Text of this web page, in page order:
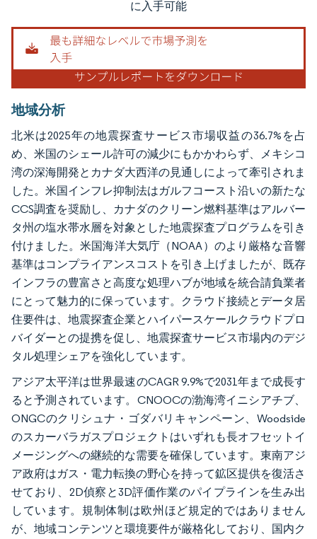
に入手可能
地域分析
北米は2025年の地震探査サービス市場収益の36.7%を占
め、米国のシェール許可の減少にもかかわらず、メキシコ
湾の深海開発とカナダ大西洋の見通しによって牽引されま
した。米国インフレ抑制法はガルフコースト沿いの新たな
CCS調査を奨励し、カナダのクリーン燃料基準はアルバー
タ州の塩水帯水層を対象とした地震探査プログラムを引き
付けました。米国海洋大気庁（NOAA）のより厳格な音響
基準はコンプライアンスコストを引き上げましたが、既存
インフラの豊富さと高度な処理ハブが地域を統合請負業者
にとって魅力的に保っています。クラウド接続とデータ居
住要件は、地震探査企業とハイパースケールクラウドプロ
バイダーとの提携を促し、地震探査サービス市場内のデジ
タル処理シェアを強化しています。
アジア太平洋は世界最速のCAGR 9.9%で2031年まで成長す
ると予測されています。CNOOCの渤海湾イニシアチブ、
ONGCのクリシュナ・ゴダバリキャンペーン、Woodside
のスカーバラガスプロジェクトはいずれも長オフセットイ
メージングへの継続的な需要を確保しています。東南アジ
ア政府はガス・電力転換の野心を持って鉱区提供を復活さ
せており、2D偵察と3D評価作業のパイプラインを生み出
しています。規制体制は欧州ほど規定的ではありません
が、地域コンテンツと環境要件が厳格化しており、国内ク